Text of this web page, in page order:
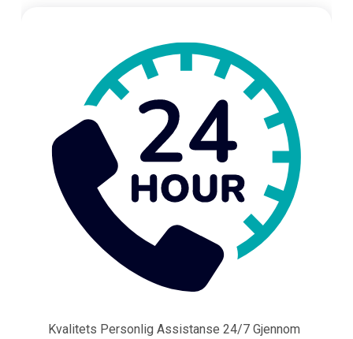
Kvalitets Personlig Assistanse 24/7 Gjennom